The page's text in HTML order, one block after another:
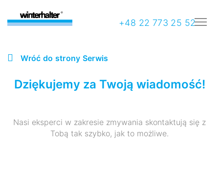
+48 22 773 25 52
Wróć do strony Serwis
Dziękujemy za Twoją wiadomość!
Nasi eksperci w zakresie zmywania skontaktują się z
Tobą tak szybko, jak to możliwe.